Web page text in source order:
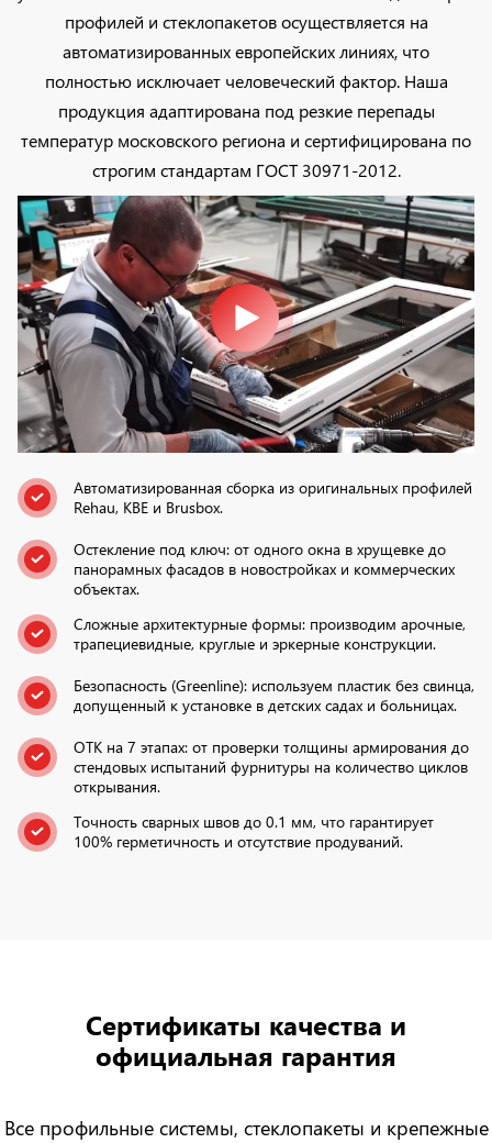
профилей и стеклопакетов осуществляется на
автоматизированных европейских линиях, что
полностью исключает человеческий фактор. Наша
продукция адаптирована под резкие перепады
температур московского региона и сертифицирована по
строгим стандартам ГОСТ 30971-2012.
Автоматизированная сборка из оригинальных профилей
Rehau, KBE и Brusbox.
Остекление под ключ: от одного окна в хрущевке до
панорамных фасадов в новостройках и коммерческих
объектах.
Сложные архитектурные формы: производим арочные,
трапециевидные, круглые и эркерные конструкции.
Безопасность (Greenline): используем пластик без свинца,
допущенный к установке в детских садах и больницах.
ОТК на 7 этапах: от проверки толщины армирования до
стендовых испытаний фурнитуры на количество циклов
открывания.
Точность сварных швов до 0.1 мм, что гарантирует
100% герметичность и отсутствие продуваний.
Сертификаты качества и
официальная гарантия
Все профильные системы, стеклопакеты и крепежные